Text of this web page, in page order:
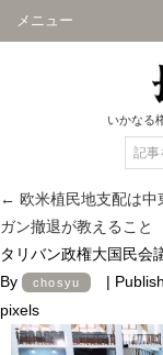
メニュー
いかなる
← 欧米植民地支配は
ガン撤退が教えるこ
タリバン政権大国民会
By
chosyu |
pixels